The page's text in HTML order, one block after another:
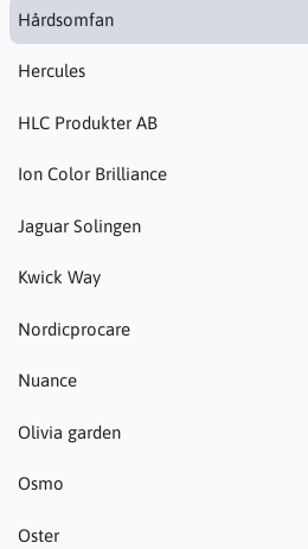
Hårdsomfan
Hercules
HLC Produkter AB
Ion Color Brilliance
Jaguar Solingen
Kwick Way
Nordicprocare
Nuance
Olivia garden
Osmo
Oster